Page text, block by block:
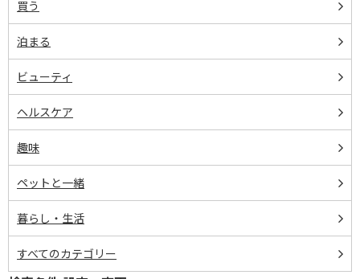
買う
泊まる
ビューティ
ヘルスケア
趣味
ペットと一緒
暮らし・生活
すべてのカテゴリー